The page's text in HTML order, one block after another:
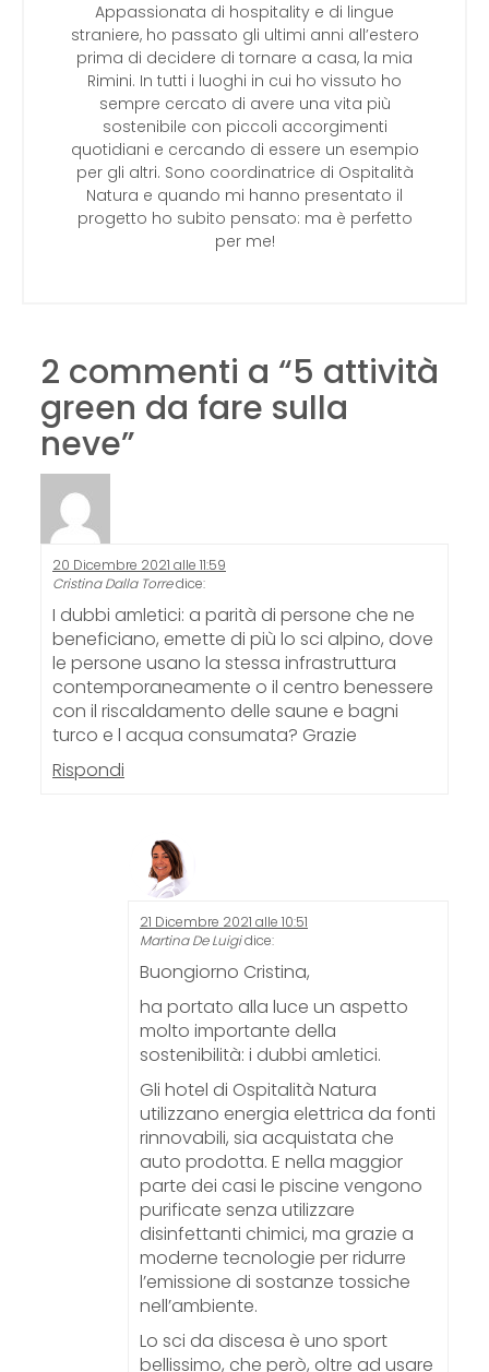
2 commenti a “5 attività
green da fare sulla
neve”
20 Dicembre 2021 alle 11:59
Cristina Dalla Torredice:
I dubbi amletici: a parità di persone che ne
beneficiano, emette di più lo sci alpino, dove
le persone usano la stessa infrastruttura
contemporaneamente o il centro benessere
con il riscaldamento delle saune e bagni
turco e l acqua consumata? Grazie
Rispondi
21 Dicembre 2021 alle 10:51
Martina De Luigidice:
Buongiorno Cristina,
ha portato alla luce un aspetto
molto importante della
sostenibilità: i dubbi amletici.
Gli hotel di Ospitalità Natura
utilizzano energia elettrica da fonti
rinnovabili, sia acquistata che
auto prodotta. E nella maggior
parte dei casi le piscine vengono
purificate senza utilizzare
disinfettanti chimici, ma grazie a
moderne tecnologie per ridurre
l’emissione di sostanze tossiche
nell’ambiente.
Lo sci da discesa è uno sport
bellissimo, che però, oltre ad usare
Appassionata di hospitality e di lingue
straniere, ho passato gli ultimi anni all’estero
prima di decidere di tornare a casa, la mia
Rimini. In tutti i luoghi in cui ho vissuto ho
sempre cercato di avere una vita più
sostenibile con piccoli accorgimenti
quotidiani e cercando di essere un esempio
per gli altri. Sono coordinatrice di Ospitalità
Natura e quando mi hanno presentato il
progetto ho subito pensato: ma è perfetto
per me!